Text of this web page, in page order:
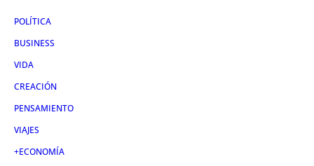
POLÍTICA
BUSINESS
VIDA
CREACIÓN
PENSAMIENTO
VIAJES
+ECONOMÍA